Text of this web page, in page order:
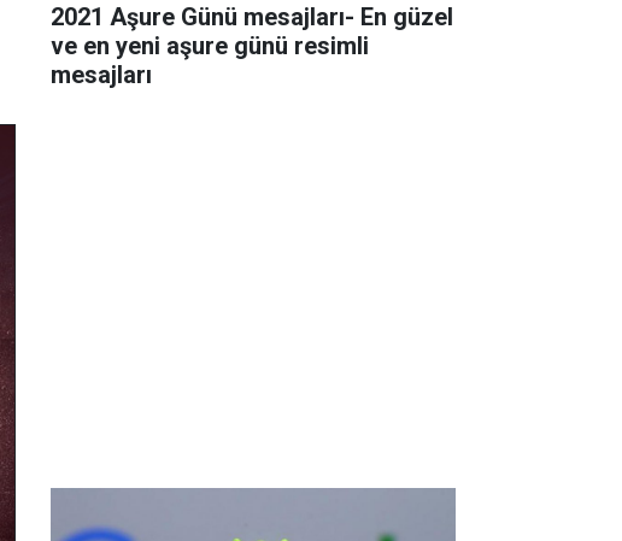
2021 Aşure Günü mesajları- En güzel
ve en yeni aşure günü resimli
mesajları